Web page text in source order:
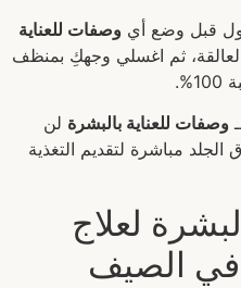
قبل وضع أي وصفات للعناية
العالقة، ثم اغسلي وجهكِ بمنظف
وصفات للعناية بالبشرة لن
الجلد مباشرة لتقديم التغذية
لعلاج
في الصيف